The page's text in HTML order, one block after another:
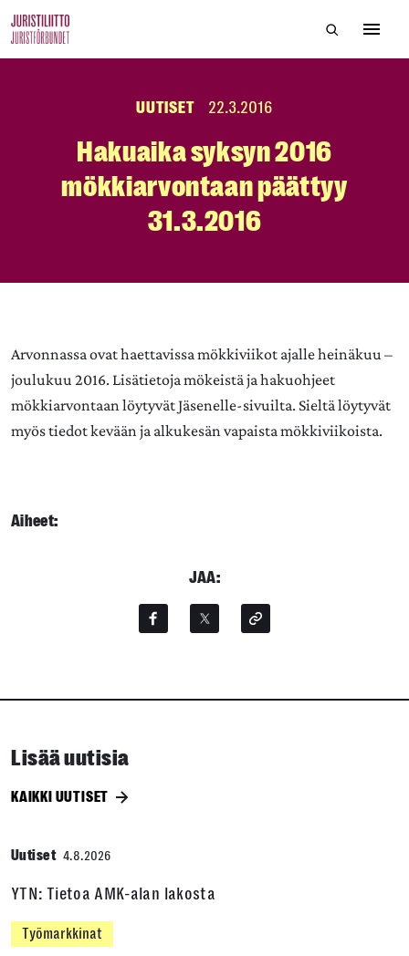
to
Hae
UUTISET 22.3.2016
Hakuaika syksyn 2016
mökkiarvontaan päättyy
31.3.2016
Arvonnassa ovat haettavissa mökkiviikot ajalle heinäkuu –
joulukuu 2016. Lisätietoja mökeistä ja hakuohjeet
mökkiarvontaan löytyvät Jäsenelle-sivuilta. Sieltä löytyvät
myös tiedot kevään ja alkukesän vapaista mökkiviikoista.
Aiheet:
JAA:
Lisää uutisia
KAIKKI UUTISET
Uutiset 4.8.2026
YTN: Tietoa AMK-alan lakosta
Työmarkkinat